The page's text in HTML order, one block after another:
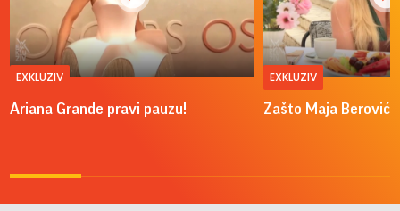
EXKLUZIV
Ariana Grande pravi pauzu!
EXKLUZIV
Zašto Maja Berović